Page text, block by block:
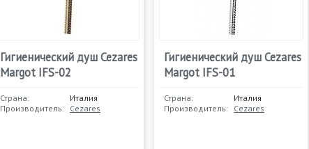
Гигиенический душ Cezares
Margot IFS-02
Страна:
Италия
Производитель: Cezares
Гигиенический душ Cezares
Margot IFS-01
Страна:
Италия
Производитель: Cezares